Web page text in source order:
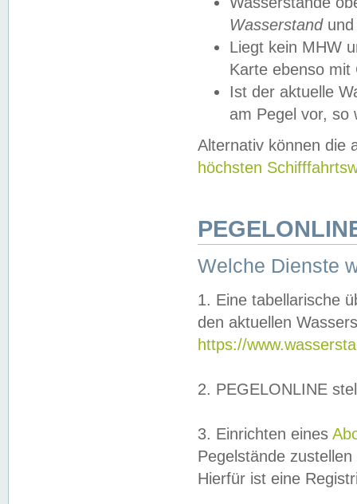
Wasserstandund
Liegt kein MHW
Karte ebenso mit
Ist der aktuelle
am Pegel vor,
Alternativ können die
höchsten
Welche Dienste
1. Eine tabellarische
den aktuellen
https://
2. PEGELONLINE
3. Einrichten eines
Pegelstände
Hierfür ist eine